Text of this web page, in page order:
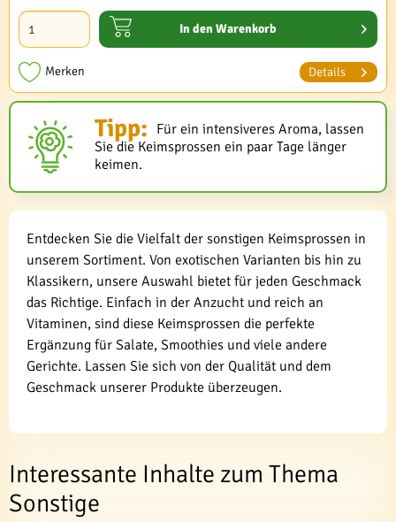
In den Warenkorb
Merken Details
Tipp: Für ein intensiveres Aroma, lassen
Sie die Keimsprossen ein paar Tage länger
keimen.
Entdecken Sie die Vielfalt der sonstigen Keimsprossen in
unserem Sortiment. Von exotischen Varianten bis hin zu
Klassikern, unsere Auswahl bietet für jeden Geschmack
das Richtige. Einfach in der Anzucht und reich an
Vitaminen, sind diese Keimsprossen die perfekte
Ergänzung für Salate, Smoothies und viele andere
Gerichte. Lassen Sie sich von der Qualität und dem
Geschmack unserer Produkte überzeugen.
Interessante Inhalte zum Thema
Sonstige